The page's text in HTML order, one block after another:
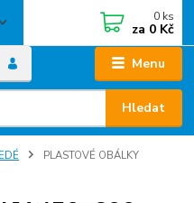
Menu
Hledat
0 ks
za 0 Kč
PLASTOVÉ OBÁLKY